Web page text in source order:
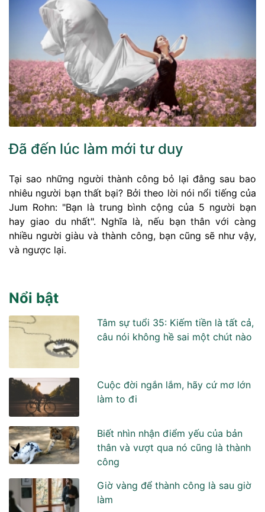
Đã đến lúc làm mới tư duy
Tại sao những người thành công bỏ lại đằng sau bao
nhiêu người bạn thất bại? Bởi theo lời nói nổi tiếng của
Jum Rohn: "Bạn là trung bình cộng của 5 người bạn
hay giao du nhất". Nghĩa là, nếu bạn thân với càng
nhiều người giàu và thành công, bạn cũng sẽ như vậy,
và ngược lại.
Nổi bật
Tâm sự tuổi 35: Kiếm tiền là tất cả,
câu nói không hề sai một chút nào
Cuộc đời ngắn lắm, hãy cứ mơ lớn
làm to đi
Biết nhìn nhận điểm yếu của bản
thân và vượt qua nó cũng là thành
công
Giờ vàng để thành công là sau giờ
làm